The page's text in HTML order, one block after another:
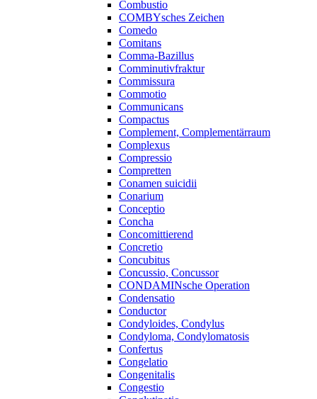
Combustio
COMBYsches Zeichen
Comedo
Comitans
Comma-Bazillus
Comminutivfraktur
Commissura
Commotio
Communicans
Compactus
Complement, Complementärraum
Complexus
Compressio
Compretten
Conamen suicidii
Conarium
Conceptio
Concha
Concomittierend
Concretio
Concubitus
Concussio, Concussor
CONDAMINsche Operation
Condensatio
Conductor
Condyloides, Condylus
Condyloma, Condylomatosis
Confertus
Congelatio
Congenitalis
Congestio